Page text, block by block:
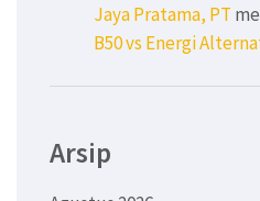
Jaya Pratama, PT
B50 vs Energi
Arsip